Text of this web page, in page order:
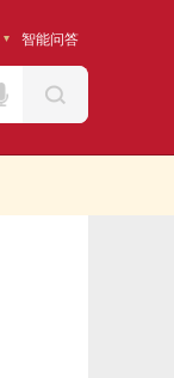
智能问答